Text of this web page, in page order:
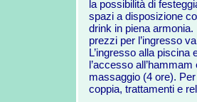
la possibilità di
spazi a disposizione
drink in piena
prezzi per l’ingresso
L’ingresso alla
l’accesso
massaggio (4 ore).
coppia, trattamenti e